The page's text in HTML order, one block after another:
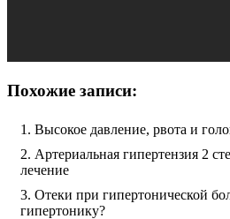
Похожие записи:
Высокое давление, рвота и
Артериальная гипертензия 2
лечение
Отеки при гипертонической
гипертонику?